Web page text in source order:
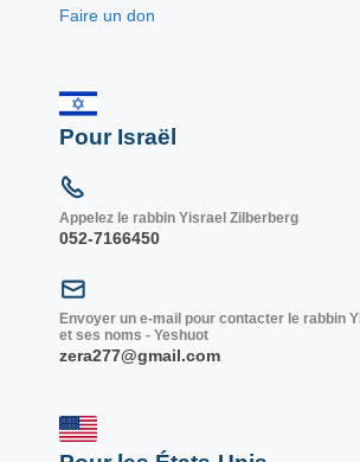
Faire un don
Pour Israël
Appelez le rabbin Yisrael Zilberberg
052-7166450
Envoyer un e-mail pour contacter le rabbin
et ses noms - Yeshuot
zera277@gmail.com